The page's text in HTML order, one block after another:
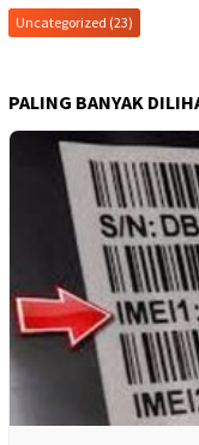
Uncategorized (23)
PALING BANYAK